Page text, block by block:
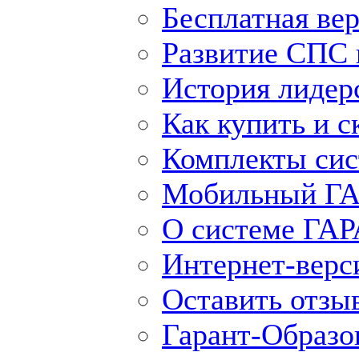
Бесплатная
Развитие СПС
История
Как купить и
Комплекты
Мобильный
О системе
Интернет-
Оставить
Гарант-